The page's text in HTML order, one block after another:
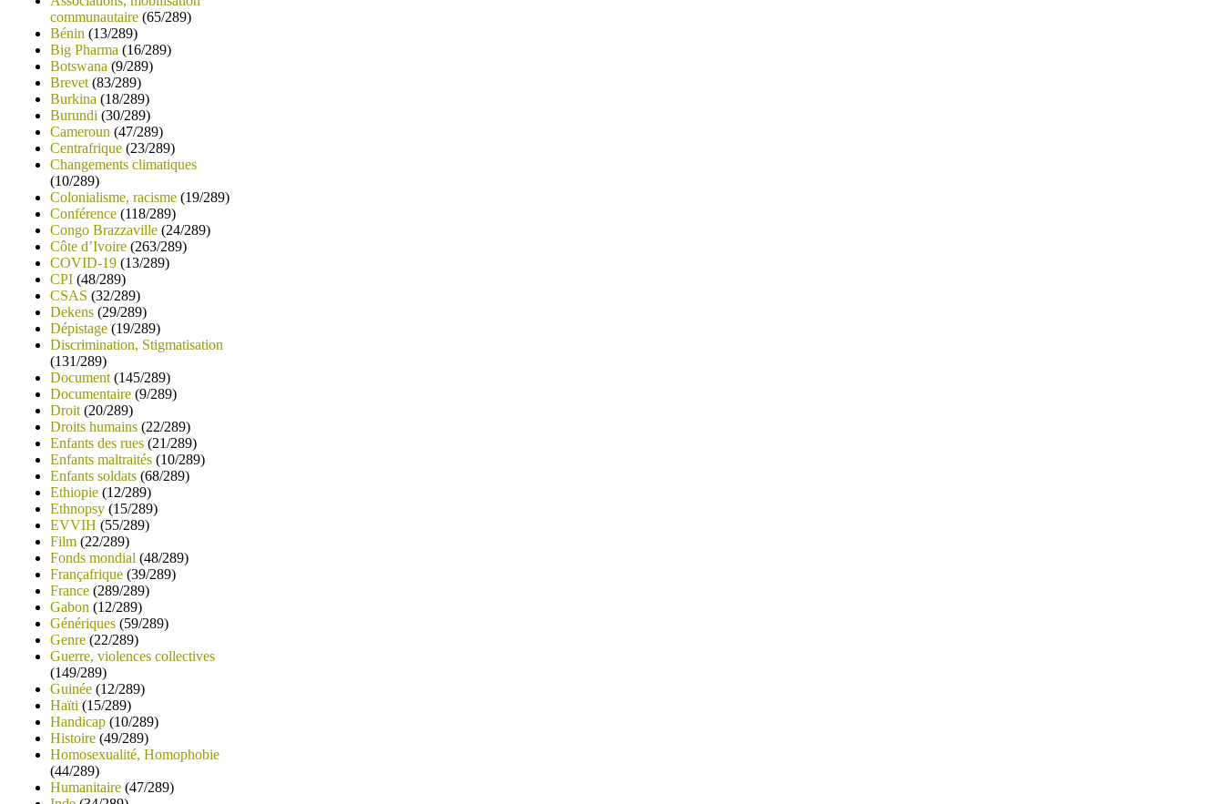
communautaire (65/289)
Bénin (13/289)
Big Pharma (16/289)
Botswana (9/289)
Brevet (83/289)
Burkina (18/289)
Burundi (30/289)
Cameroun (47/289)
Centrafrique (23/289)
Changements climatiques
(10/289)
Colonialisme, racisme (19/289)
Conférence (118/289)
Congo Brazzaville (24/289)
Côte d’Ivoire (263/289)
COVID-19 (13/289)
CPI (48/289)
CSAS (32/289)
Dekens (29/289)
Dépistage (19/289)
Discrimination, Stigmatisation
(131/289)
Document (145/289)
Documentaire (9/289)
Droit (20/289)
Droits humains (22/289)
Enfants des rues (21/289)
Enfants maltraités (10/289)
Enfants soldats (68/289)
Ethiopie (12/289)
Ethnopsy (15/289)
EVVIH (55/289)
Film (22/289)
Fonds mondial (48/289)
Françafrique (39/289)
France (289/289)
Gabon (12/289)
Génériques (59/289)
Genre (22/289)
Guerre, violences collectives
(149/289)
Guinée (12/289)
Haïti (15/289)
Handicap (10/289)
Histoire (49/289)
Homosexualité, Homophobie
(44/289)
Humanitaire (47/289)